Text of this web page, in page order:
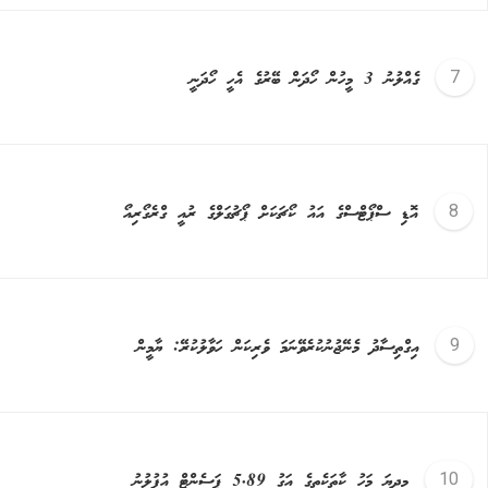
ގެއްލުނު 3 މީހުން ހޯދަން ބޭރުގެ އެހީ ހޯދަނީ
އޮޑި ސްޕޯޓްސްގެ އައު ކޯޗަކަށް ޕޯޗުގަލްގެ ރުއީ ގްރެގޯރިއޯ
އިގްތިސާދު މެނޭޖުނުކުރެވޭނަމަ ވެރިކަން ހަވާލުކުރޭ: ޔާމީން
މިދިޔަ މަހު ކާތަކެތީގެ އަގު 5.89 ޕަސެންޓް އުފުލުނު